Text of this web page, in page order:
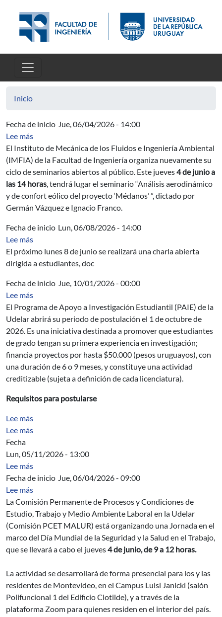
Inicio
Fecha de inicio Jue, 06/04/2026 - 14:00
Lee mássobre Nuevo Seminario del IMFIA: Análisis
El Instituto de Mecánica de los Fluidos e Ingeniería Ambiental
(IMFIA) de la Facultad de Ingeniería organiza nuevamente su
ciclo de seminarios abiertos al público. Este jueves4 de junio a
las 14 horas, tendrá lugar el seminario “Análisis aerodinámico
y de confort eólico del proyecto ‘Médanos’ ”, dictado por
Germán Vázquez e Ignacio Franco.
Fecha de inicio Lun, 06/08/2026 - 14:00
Lee mássobre Charla abierta sobre la investigación
El próximo lunes 8 de junio se realizará una charla abierta
dirigida a estudiantes, doc
Fecha de inicio Jue, 10/01/2026 - 00:00
Lee mássobre Programa de Apoyo a Investigación Estudiantil
El Programa de Apoyo a Investigación Estudiantil (PAIE) de la
Udelar abrirá su periodo de postulación el 1 de octubre de
2026. Es una iniciativa destinada a promover que estudiantes
de grado tengan su primera experiencia en investigación;
financia proyectos por hasta $50.000 (pesos uruguayos), con
una duración de 6 o 9 meses, y constituye una actividad
creditizable (sujeta a definición de cada licenciatura).
Requisitos para postularse
Lee mássobre Diseño y cálculo de hormigón reforzado con fibras
Lee mássobre Hormigón reforzado con fibras II (HRFII)
Fecha
Lun, 05/11/2026 - 13:00
Lee mássobre Acta Directiva
Fecha de inicio Jue, 06/04/2026 - 09:00
Lee mássobre Jornada en el marco del Día Mundial de la
La Comisión Permanente de Procesos y Condiciones de
Estudio, Trabajo y Medio Ambiente Laboral en la Udelar
(Comisión PCET MALUR) está organizando una Jornada en el
marco del Día Mundial de la Seguridad y la Salud en el Trabajo,
que se llevará a cabo el jueves4 de junio, de 9 a 12 horas.
La actividad se desarrollará de forma presencial para los y las
residentes de Montevideo, en el Campus Luisi Janicki (salón
Polifuncional 1 del Edificio Clotilde), y a través de la
plataforma Zoom para quienes residen en el interior del país.